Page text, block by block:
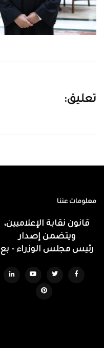
تعليق:
معلومات عننا
قانون نقابة الإعلاميين،
ويتضمن إصدار
رئيس مجلس الوزراء - بع